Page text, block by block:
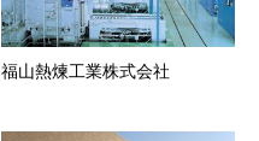
福山熱煉工業株式会社